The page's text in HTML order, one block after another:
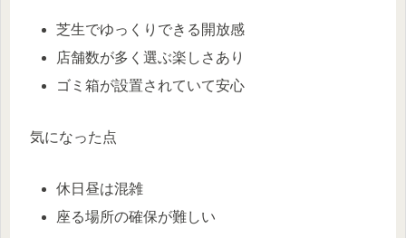
芝生でゆっくりできる開放感
店舗数が多く選ぶ楽しさあり
ゴミ箱が設置されていて安心
気になった点
休日昼は混雑
座る場所の確保が難しい